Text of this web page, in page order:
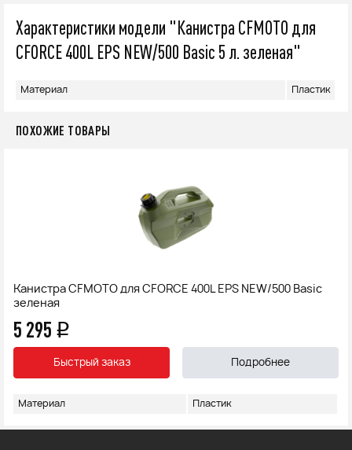
Характеристики модели "Канистра CFMOTO для
CFORCE 400L EPS NEW/500 Basic 5 л. зеленая"
Материал Пластик
ПОХОЖИЕ ТОВАРЫ
Канистра CFMOTO для CFORCE 400L EPS NEW/500 Basic
зеленая
5 295 q
Быстрый заказ Подробнее
Материал Пластик